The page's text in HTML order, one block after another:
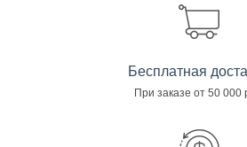
Бесплатная
При заказе от 50 000